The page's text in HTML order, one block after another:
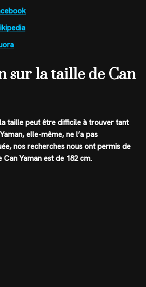
sur la taille de Can
taille peut être difficile à trouver tant
elle-même, ne l’a pas
nos recherches nous ont permis de
Can Yaman est de 182 cm.